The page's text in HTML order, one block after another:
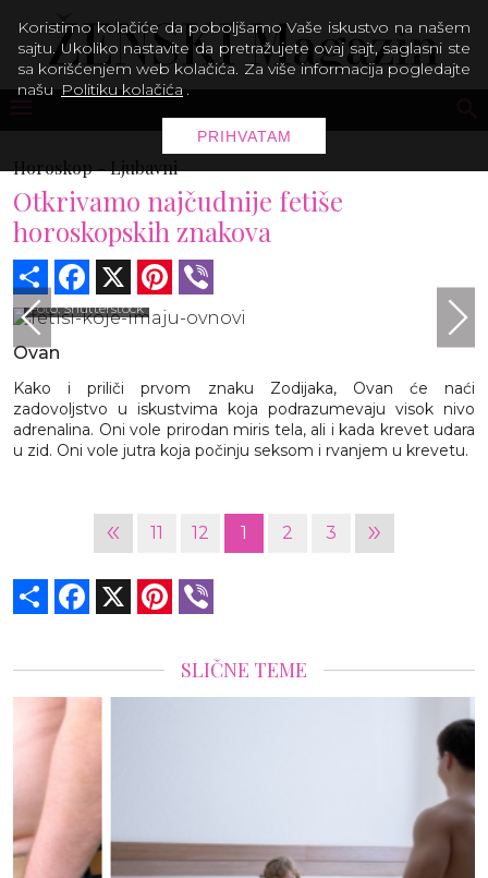
Horoskop -Ljubavni
Otkrivamo najčudnije fetiše
horoskopskih znakova
Share Facebook Pinterest
Foto: Shutterstock
Ovan
Kako i priliči prvom znaku Zodijaka, Ovan će naći
zadovoljstvo u iskustvima koja podrazumevaju visok nivo
adrenalina. Oni vole prirodan miris tela, ali i kada krevet udara
u zid. Oni vole jutra koja počinju seksom i rvanjem u krevetu.
« 11 12 1 2 3 »
Share Facebook Pinterest
SLIČNE TEME
Koristimo kolačiće da poboljšamo Vaše iskustvo na našem
sajtu. Ukoliko nastavite da pretražujete ovaj sajt, saglasni ste
sa korišćenjem web kolačića. Za više informacija pogledajte
našu Politiku kolačića .
PRIHVATAM